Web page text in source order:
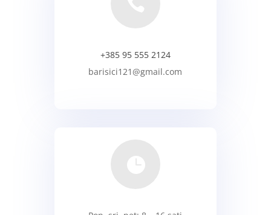
+385 95 555 2124
barisici121@gmail.com